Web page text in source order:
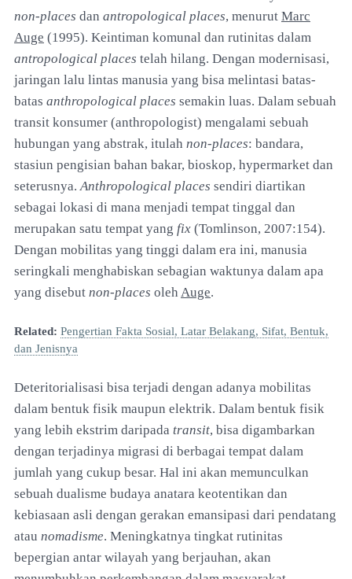
non-places dan antropological places, menurut Marc
Auge (1995). Keintiman komunal dan rutinitas dalam
antropological places telah hilang. Dengan modernisasi,
jaringan lalu lintas manusia yang bisa melintasi batas-
batas anthropological places semakin luas. Dalam sebuah
transit konsumer (anthropologist) mengalami sebuah
hubungan yang abstrak, itulah non-places: bandara,
stasiun pengisian bahan bakar, bioskop, hypermarket dan
seterusnya.Anthropological places sendiri diartikan
sebagai lokasi di mana menjadi tempat tinggal dan
merupakan satu tempat yang fix (Tomlinson, 2007:154).
Dengan mobilitas yang tinggi dalam era ini, manusia
seringkali menghabiskan sebagian waktunya dalam apa
yang disebut non-places oleh Auge.
Related: Pengertian Fakta Sosial, Latar Belakang, Sifat, Bentuk,
dan Jenisnya
Deteritorialisasi bisa terjadi dengan adanya mobilitas
dalam bentuk fisik maupun elektrik. Dalam bentuk fisik
yang lebih ekstrim daripada transit, bisa digambarkan
dengan terjadinya migrasi di berbagai tempat dalam
jumlah yang cukup besar. Hal ini akan memunculkan
sebuah dualisme budaya anatara keotentikan dan
kebiasaan asli dengan gerakan emansipasi dari pendatang
atau nomadisme. Meningkatnya tingkat rutinitas
bepergian antar wilayah yang berjauhan, akan